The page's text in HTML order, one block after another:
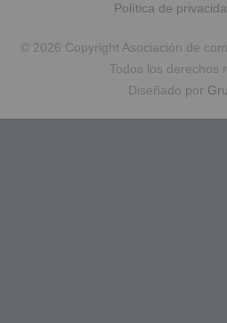
Política de
© 2026 Copyright Asociación de
Todos los derechos
Diseñado por